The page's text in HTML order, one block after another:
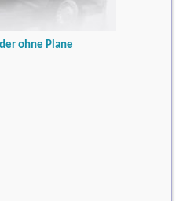
ohne Plane